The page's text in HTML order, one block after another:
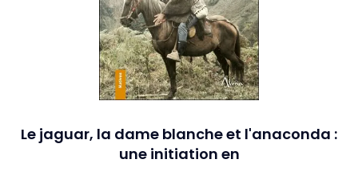
Le jaguar, la dame blanche et l'anaconda :
une initiation en